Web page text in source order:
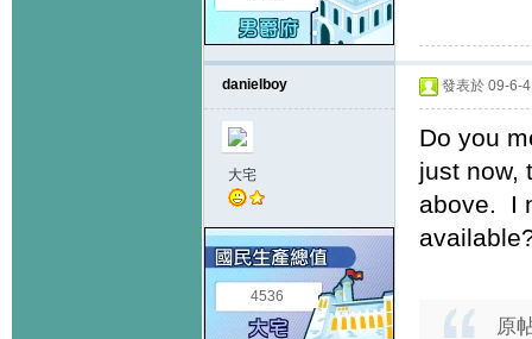
danielboy
大宅
4536
發表於 09-6-
Do you
just now,
above. I
原